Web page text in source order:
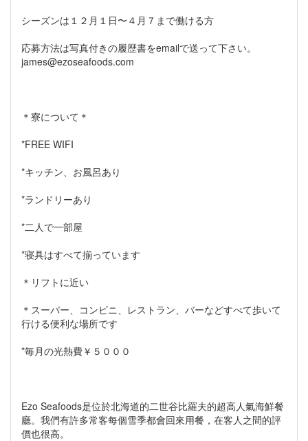
シーズンは１２月１日〜４月７まで働ける方
応募方法は写真付きの履歴書をemailで送って下さい。
james@ezoseafoods.com
＊寮について＊
*FREE WIFI
*キッチン、お風呂あり
*ランドリーあり
*二人で一部屋
*寝具はすべて揃っています
＊リフトに近い
＊スーパー、コンビニ、レストラン、バーなどすべて歩いて
行ける便利な場所です
*毎月の光熱費￥５０００
Ezo Seafoods是位於北海道的二世谷比羅夫的超高人氣海鮮餐
廳。我們有許多常客每個雪季都會回來用餐，在客人之間的評
價也很高。